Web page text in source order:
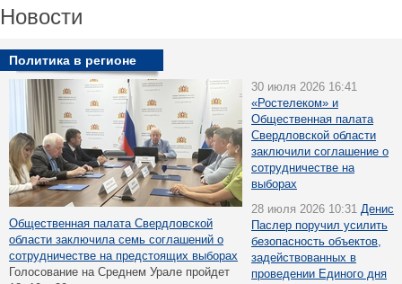
Новости
Политика в регионе
Общественная палата Свердловской
области заключила семь соглашений о
сотрудничестве на предстоящих выборах
Голосование на Среднем Урале пройдет
30 июля 2026 16:41
«Ростелеком» и
Общественная палата
Свердловской области
заключили соглашение о
сотрудничестве на
выборах
28 июля 2026 10:31 Денис
Паслер поручил усилить
безопасность объектов,
задействованных в
проведении Единого дня